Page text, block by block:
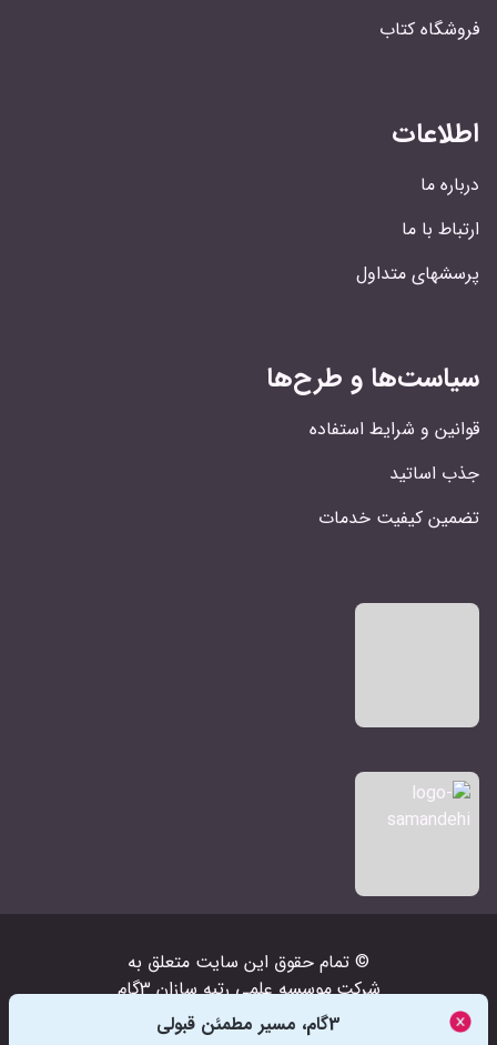
فروشگاه کتاب
اطلاعات
درباره ما
ارتباط با ما
پرسشهای متداول
سیاست‌ها و طرح‌ها
قوانین و شرایط استفاده
جذب اساتید
تضمین کیفیت خدمات
© تمام حقوق اين سايت متعلق به
شرکت‌موسسه علمی رتبه سازان 3گام
است
3گام، مسیر مطمئن قبولی